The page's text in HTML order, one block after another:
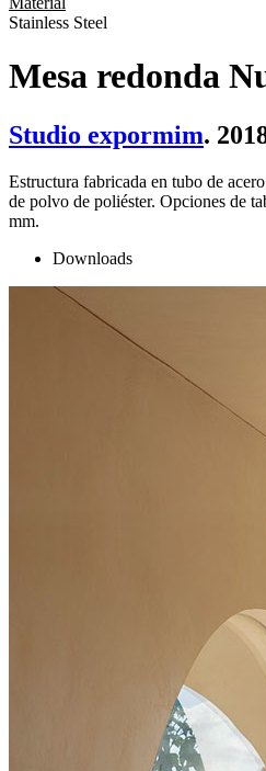
Stainless Steel
Mesa redonda
Studio expormim.
Estructura fabricada en tubo de
de polvo de poliéster. Opciones de
mm.
Downloads